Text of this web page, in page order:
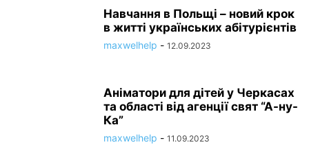
Навчання в Польщі – новий крок
в житті українських абітурієнтів
maxwelhelp - 12.09.2023
Аніматори для дітей у Черкасах
та області від агенції свят “А-ну-
Ка”
maxwelhelp - 11.09.2023